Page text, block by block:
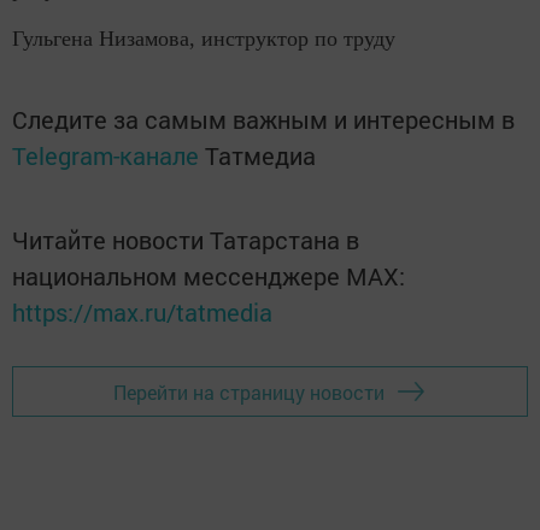
Гульгена Низамова, инструктор по труду
Следите за самым важным и интересным в
Telegram-канале Татмедиа
Читайте новости Татарстана в
национальном мессенджере MАХ:
https://max.ru/tatmedia
Перейти на страницу новости